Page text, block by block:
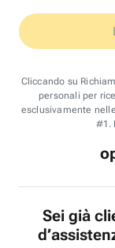
Cliccando su
personali per
esclusivamente
#1.
Sei già